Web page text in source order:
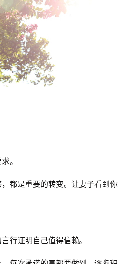
。
都是重要的转变。让妻子看到你
行证明自己值得信赖。